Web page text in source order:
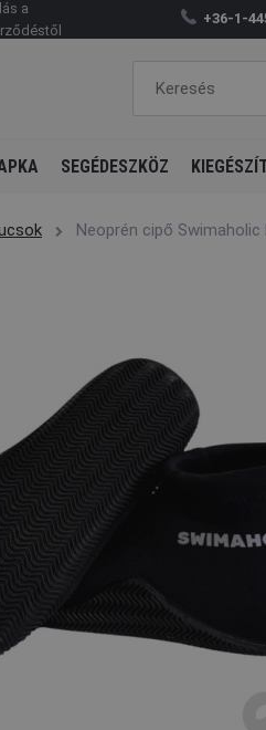
a
+36-1-
SEGÉDESZKÖZ
Neoprén cipő